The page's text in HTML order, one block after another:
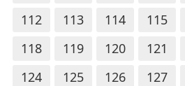
112
113 114 115
118
119 120 121
124
125 126 127